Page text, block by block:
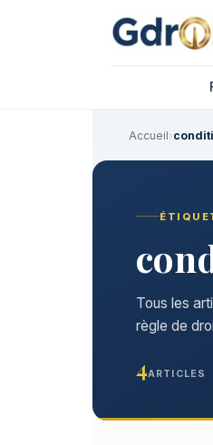
Accueil›
Tous les
règle de
4ARTICLES